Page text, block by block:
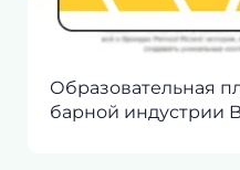
Образовательная
барной индустрии